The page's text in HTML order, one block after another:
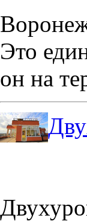
Это
он на